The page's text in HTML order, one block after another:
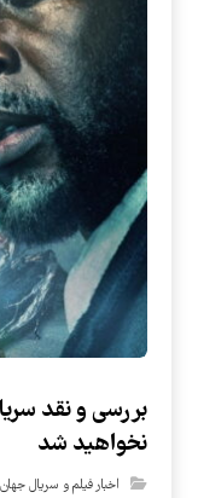
نخواهید شد
اخبار فیلم و سریال جهان